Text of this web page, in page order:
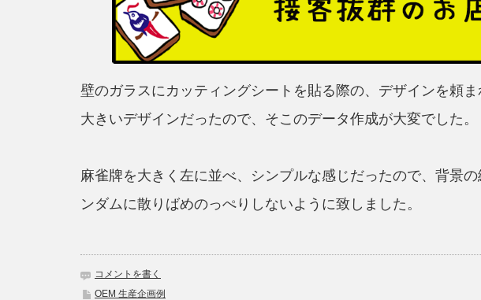
壁のガラスにカッティングシートを貼る際の、デザインを頼ま
大きいデザインだったので、そこのデータ作成が大変でした。
麻雀牌を大きく左に並べ、シンプルな感じだったので、背景
ンダムに散りばめのっぺりしないように致しました。
コメントを書く
OEM 生産企画例